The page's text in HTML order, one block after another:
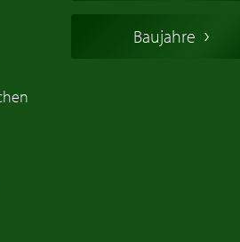
Baujahre